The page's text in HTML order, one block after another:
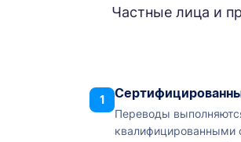
Частные лица и
1
Переводы
квалифицированными